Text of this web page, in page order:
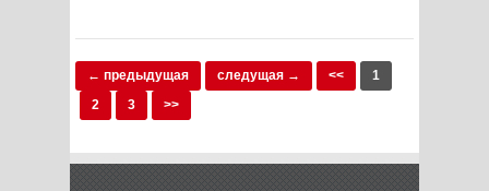
← предыдущая следущая → <<
1
2
3 >>